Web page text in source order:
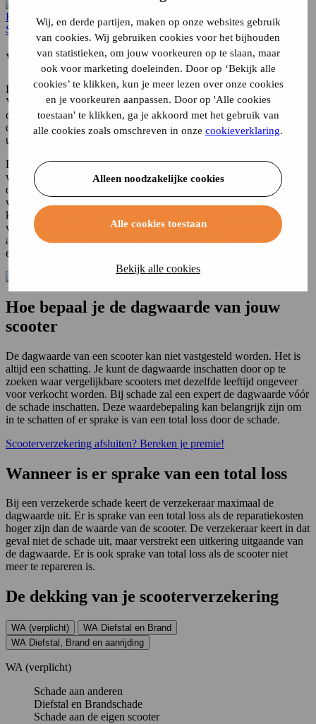
Wij, en derde partijen, maken op onze websites gebruik
van cookies. Wij gebruiken cookies voor het bijhouden
van statistieken, om jouw voorkeuren op te slaan, maar
ook voor marketing doeleinden. Door op ‘Bekijk alle
cookies’ te klikken, kun je meer lezen over onze cookies
en je voorkeuren aanpassen. Door op 'Alle cookies
toestaan' te klikken, ga je akkoord met het gebruik van
alle cookies zoals omschreven in onze cookieverklaring.
Alleen noodzakelijke cookies
Alle cookies toestaan
Bekijk alle cookies
Home Scooterverzekering
Dagwaarde
Scooterverzekering
Wat is de dagwaarde van een scooter?
De dagwaarde is de waarde van jouw scooter op dit moment
Voor een scooterverzekering spelen de cataloguswaarde en de
dagwaarde van een scooter een belangrijke rol. Ze bepalen namelijk
de hoogte van de premie en het bedrag dat de verzekeraar maximaal
uitkeert bij een schade aan de eigen scooter.
Bij het verzekeren van jouw scooter vraagt de verzekeraar naar de
waarde. Bij diefstal of schade door een ander verzekerd ongeval, is
de dagwaarde van de scooter het maximale bedrag dat de
verzekeraar uitkeert. Deze dagwaarde speelt geen rol als je ervoor
kiest om jouw scooter alleen maar WA te verzekeren. In deze
verzekeringsvorm wordt alleen de schade die je met jouw scooter
aan anderen veroorzaakt vergoed, maar niet de schade aan jouw
eigen scooter.
Hoe bepaal je de dagwaarde van jouw
scooter
De dagwaarde van een scooter kan niet vastgesteld worden. Het is
altijd een schatting. Je kunt de dagwaarde inschatten door op te
zoeken waar vergelijkbare scooters met dezelfde leeftijd ongeveer
voor verkocht worden. Bij schade zal een expert de dagwaarde vóór
de schade inschatten. Deze waardebepaling kan belangrijk zijn om
in te schatten of er sprake is van een total loss door de schade.
Scooterverzekering afsluiten? Bereken je premie!
Wanneer is er sprake van een total loss
Bij een verzekerde schade keert de verzekeraar maximaal de
dagwaarde uit. Er is sprake van een total loss als de reparatiekosten
hoger zijn dan de waarde van de scooter. De verzekeraar keert in dat
geval niet de schade uit, maar verstrekt een uitkering uitgaande van
de dagwaarde. Er is ook sprake van total loss als de scooter niet
meer te repareren is.
De dekking van je scooterverzekering
WA (verplicht)
WA Diefstal en Brand
WA Diefstal, Brand en aanrijding
WA (verplicht)
Schade aan anderen
Diefstal en Brandschade
Schade aan de eigen scooter